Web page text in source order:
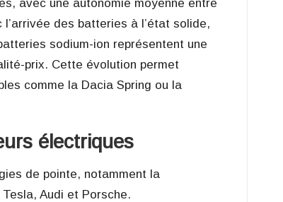
avec une autonomie moyenne entre
des batteries à l’état solide,
sodium-ion représentent une
prix. Cette évolution permet
comme la Dacia Spring ou la
électriques
de pointe, notamment la
Audi et Porsche.